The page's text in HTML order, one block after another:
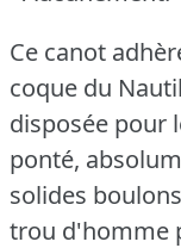
Ce canot
coque du
disposée pour
ponté,
solides
trou d'homme